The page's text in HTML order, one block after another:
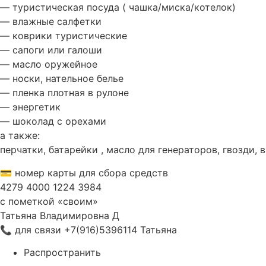
— туристическая посуда ( чашка/миска/котелок)
— влажные салфетки
— коврики туристические
— сапоги или галоши
— масло оружейное
— носки, нательное белье
— пленка плотная в рулоне
— энергетик
— шоколад с орехами
а также:
перчатки, батарейки , масло для генераторов, гвозди,
💳 номер карты для сбора средств
4279 4000 1224 3984
с пометкой «своим»
Татьяна Владимировна Д
📞 для связи +7(916)5396114 Татьяна
Распространить